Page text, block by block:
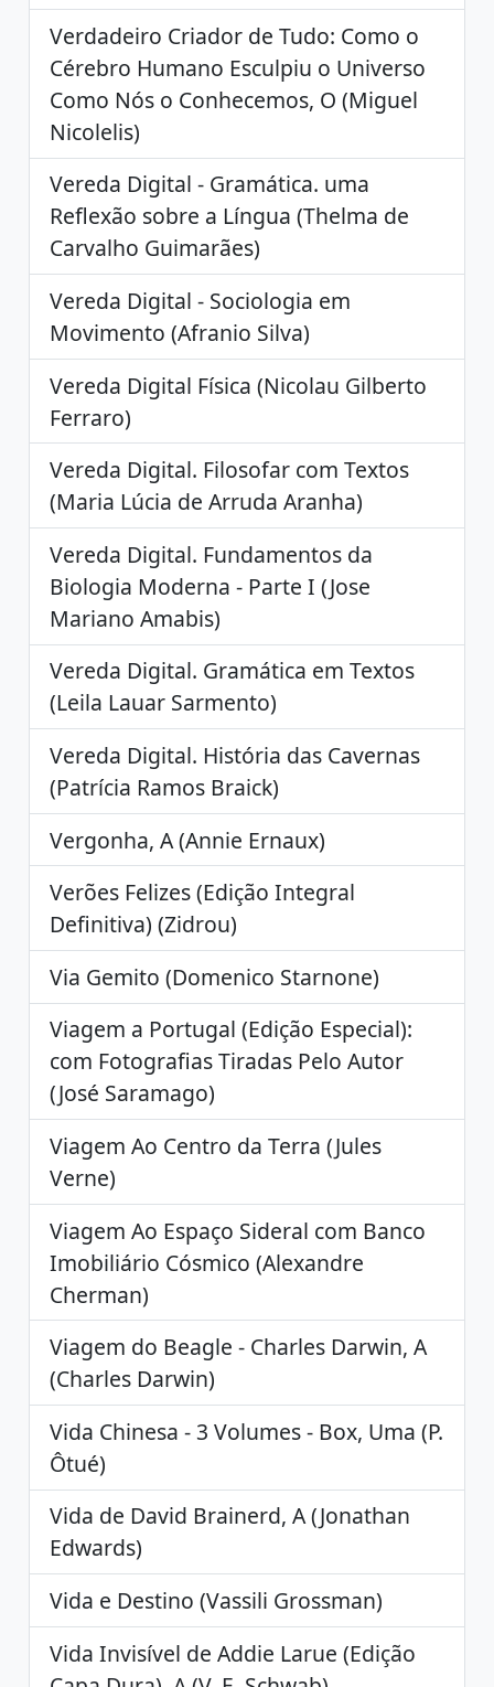
Verdadeiro Criador de Tudo: Como o
Cérebro Humano Esculpiu o Universo
Como Nós o Conhecemos, O (Miguel
Nicolelis)
Vereda Digital - Gramática. uma
Reflexão sobre a Língua (Thelma de
Carvalho Guimarães)
Vereda Digital - Sociologia em
Movimento (Afranio Silva)
Vereda Digital Física (Nicolau Gilberto
Ferraro)
Vereda Digital. Filosofar com Textos
(Maria Lúcia de Arruda Aranha)
Vereda Digital. Fundamentos da
Biologia Moderna - Parte I (Jose
Mariano Amabis)
Vereda Digital. Gramática em Textos
(Leila Lauar Sarmento)
Vereda Digital. História das Cavernas
(Patrícia Ramos Braick)
Vergonha, A (Annie Ernaux)
Verões Felizes (Edição Integral
Definitiva) (Zidrou)
Via Gemito (Domenico Starnone)
Viagem a Portugal (Edição Especial):
com Fotografias Tiradas Pelo Autor
(José Saramago)
Viagem Ao Centro da Terra (Jules
Verne)
Viagem Ao Espaço Sideral com Banco
Imobiliário Cósmico (Alexandre
Cherman)
Viagem do Beagle - Charles Darwin, A
(Charles Darwin)
Vida Chinesa - 3 Volumes - Box, Uma (P.
Ôtué)
Vida de David Brainerd, A (Jonathan
Edwards)
Vida e Destino (Vassili Grossman)
Vida Invisível de Addie Larue (Edição